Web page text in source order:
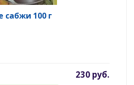
сабжи 100 г
230 руб.